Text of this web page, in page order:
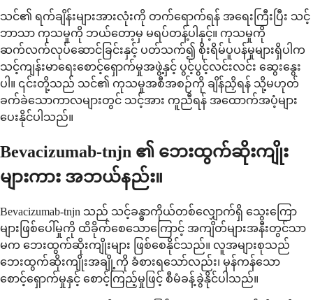
သင်၏ ရက်ချိန်းများအားလုံးကို တက်ရောက်ရန် အရေးကြီးပြီး သင့်
ဘာသာ ကုသမှုကို ဘယ်တော့မှ မရပ်တန့်ပါနှင့်။ ကုသမှုကို
ဆက်လက်လုပ်ဆောင်ခြင်းနှင့် ပတ်သက်၍ စိုးရိမ်ပူပန်မှုများရှိပါက
သင့်ကျန်းမာရေးစောင့်ရှောက်မှုအဖွဲ့နှင့် ပွင့်ပွင့်လင်းလင်း ဆွေးနွေး
ပါ။ ၎င်းတို့သည် သင်၏ ကုသမှုအစီအစဉ်ကို ချိန်ညှိရန် သို့မဟုတ်
ခက်ခဲသောကာလများတွင် သင့်အား ကူညီရန် အထောက်အပံ့များ
ပေးနိုင်ပါသည်။
Bevacizumab-tnjn ၏ ဘေးထွက်ဆိုးကျိုး
များကား အဘယ်နည်း။
Bevacizumab-tnjn သည် သင့်ခန္ဓာကိုယ်တစ်လျှောက်ရှိ သွေးကြော
များဖြစ်ပေါ်မှုကို ထိခိုက်စေသောကြောင့် အကျိတ်များအနီးတွင်သာ
မက ဘေးထွက်ဆိုးကျိုးများ ဖြစ်စေနိုင်သည်။ လူအများစုသည်
ဘေးထွက်ဆိုးကျိုးအချို့ကို ခံစားရသော်လည်း၊ မှန်ကန်သော
စောင့်ရှောက်မှုနှင့် စောင့်ကြည့်မှုဖြင့် စီမံခန့်ခွဲနိုင်ပါသည်။